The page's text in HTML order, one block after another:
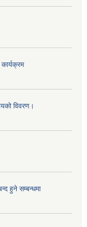
विवरण।
हुने सम्बन्धमा